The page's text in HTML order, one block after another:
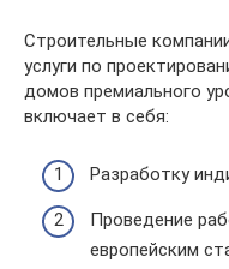
Строительные
услуги по
домов премиального
включает в себя:
Разработку
Проведение
европейским